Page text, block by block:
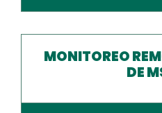
MONITOREO
DE